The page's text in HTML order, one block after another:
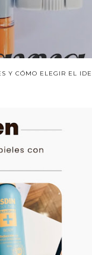
Y CÓMO ELEGIR EL